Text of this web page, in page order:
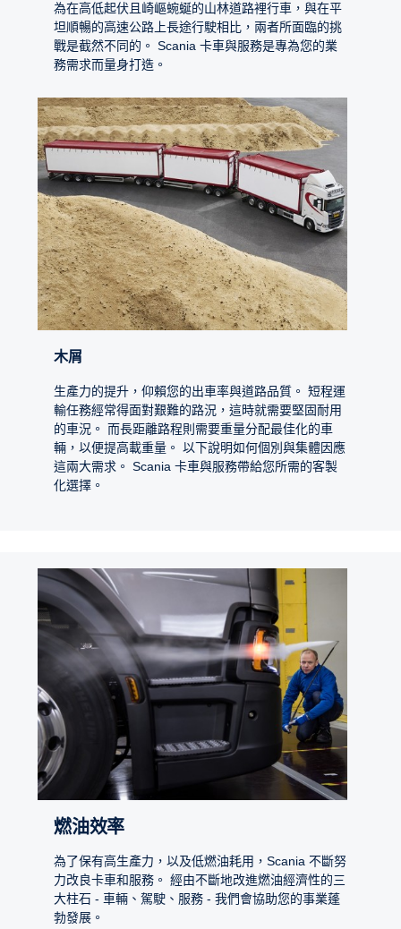
為在高低起伏且崎嶇蜿蜒的山林道路裡行車，與在平
坦順暢的高速公路上長途行駛相比，兩者所面臨的挑
戰是截然不同的。 Scania 卡車與服務是專為您的業
務需求而量身打造。
木屑
生產力的提升，仰賴您的出車率與道路品質。 短程運
輸任務經常得面對艱難的路況，這時就需要堅固耐用
的車況。 而長距離路程則需要重量分配最佳化的車
輛，以便提高載重量。 以下說明如何個別與集體因應
這兩大需求。 Scania 卡車與服務帶給您所需的客製
化選擇。
燃油效率
為了保有高生產力，以及低燃油耗用，Scania 不斷努
力改良卡車和服務。 經由不斷地改進燃油經濟性的三
大柱石 - 車輛、駕駛、服務 - 我們會協助您的事業蓬
勃發展。